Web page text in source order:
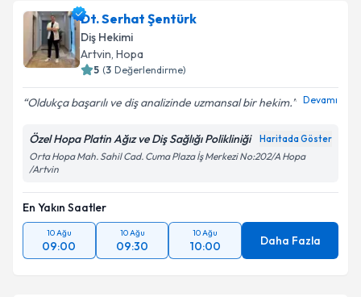
Dt. Serhat Şentürk
Diş Hekimi
Artvin, Hopa
5 (3 Değerlendirme)
Oldukça başarılı ve diş analizinde uzmansal bir hekim. Devamı
Özel Hopa Platin Ağız ve Diş Sağlığı Polikliniği Haritada Göster
Orta Hopa Mah. Sahil Cad. Cuma Plaza İş Merkezi No:202/A Hopa
/Artvin
En Yakın Saatler
10 Ağu
09:00
10 Ağu
09:30
10 Ağu
10:00 Daha Fazla